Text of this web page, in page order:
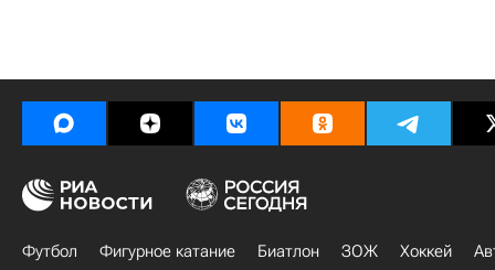
Футбол Фигурное катание Биатлон ЗОЖ Хоккей